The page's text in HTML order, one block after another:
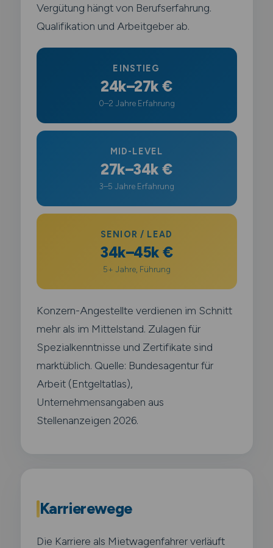
Vergütung hängt von Berufserfahrung.
Qualifikation und Arbeitgeber ab.
EINSTIEG
24k–27k €
0–2 Jahre Erfahrung
MID-LEVEL
27k–34k €
3–5 Jahre Erfahrung
SENIOR / LEAD
34k–45k €
5+ Jahre, Führung
Konzern-Angestellte verdienen im Schnitt
mehr als im Mittelstand. Zulagen für
Spezialkenntnisse und Zertifikate sind
marktüblich. Quelle: Bundesagentur für
Arbeit (Entgeltatlas),
Unternehmensangaben aus
Stellenanzeigen 2026.
Karrierewege
Die Karriere als Mietwagenfahrer verläuft